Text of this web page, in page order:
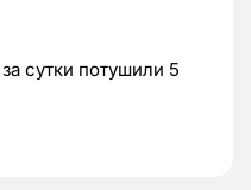
сутки потушили 5